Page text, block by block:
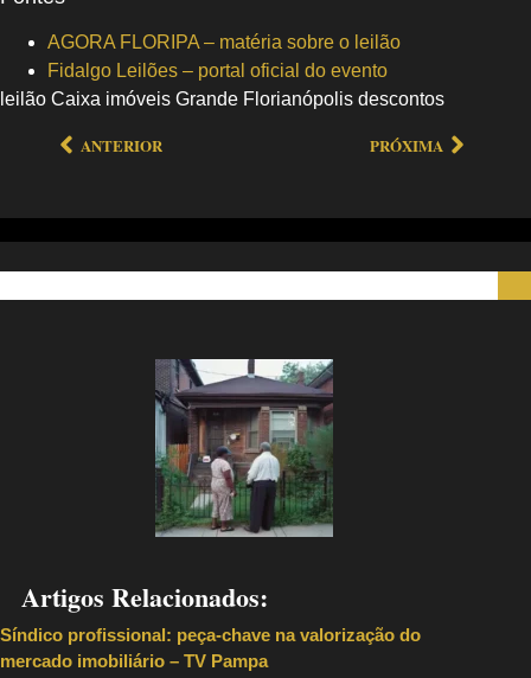
AGORA FLORIPA – matéria sobre o leilão
Fidalgo Leilões – portal oficial do evento
leilão Caixa imóveis Grande Florianópolis descontos
ANTERIOR PRÓXIMA
Artigos Relacionados:
Síndico profissional: peça-chave na valorização do
mercado imobiliário – TV Pampa